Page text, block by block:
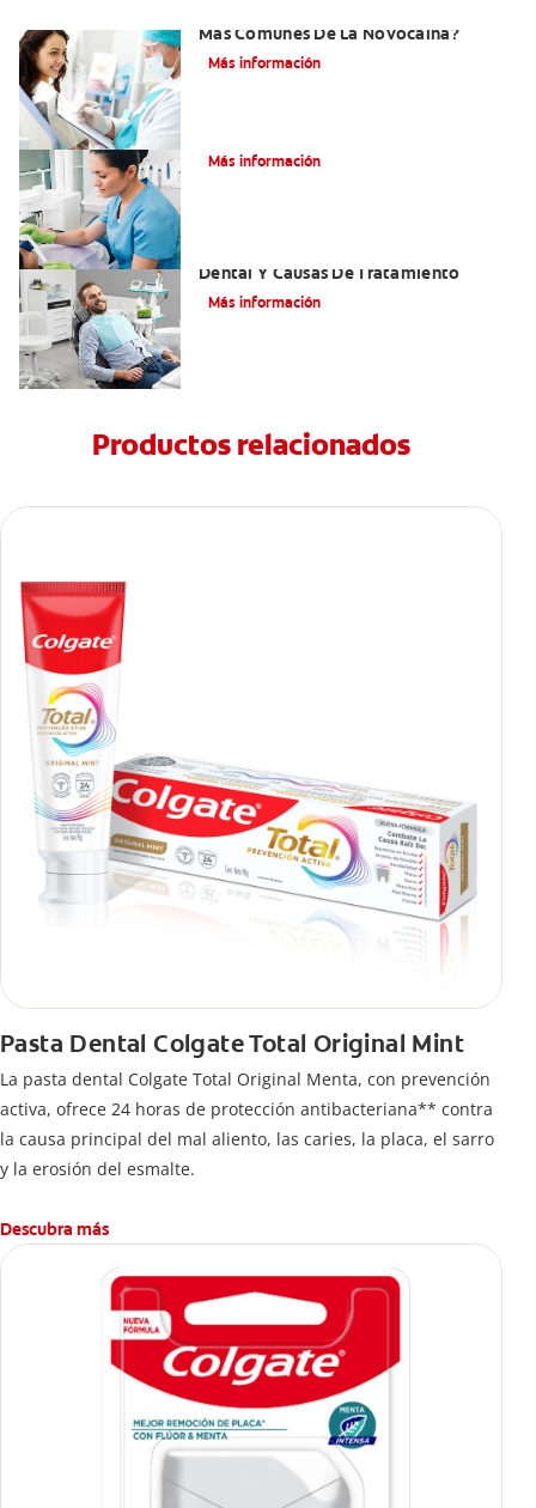
Más Comunes De La Novocaína?
Más información
Más información
Dental Y Causas De Tratamiento
Más información
Productos relacionados
Pasta Dental Colgate Total Original Mint
La pasta dental Colgate Total Original Menta, con prevención
activa, ofrece 24 horas de protección antibacteriana** contra
la causa principal del mal aliento, las caries, la placa, el sarro
y la erosión del esmalte.
Descubra más